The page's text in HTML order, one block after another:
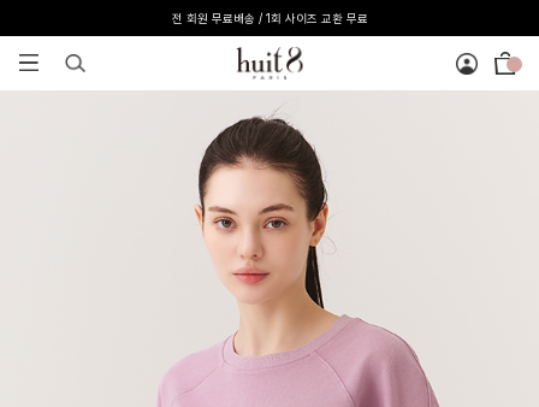
[온라인 익스클루시브] 온라인 회원 단독 40%